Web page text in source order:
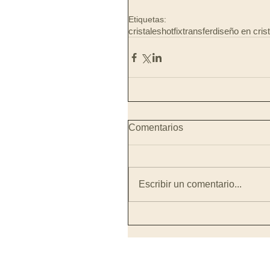
Etiquetas:
cristaleshotfixtransferdiseño en
Comentarios
Escribir un comentario...